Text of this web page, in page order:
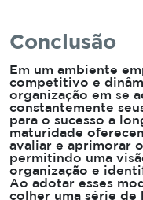
Conclusão
Em um ambiente
competitivo e
organização em se
constantemente
para o sucesso a
maturidade
avaliar e aprimorar
permitindo uma
organização e
Ao adotar esses
colher uma série de